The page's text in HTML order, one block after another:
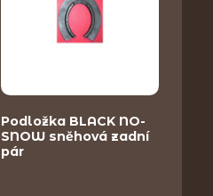
Podložka BLACK NO-
SNOW sněhová zadní
pár